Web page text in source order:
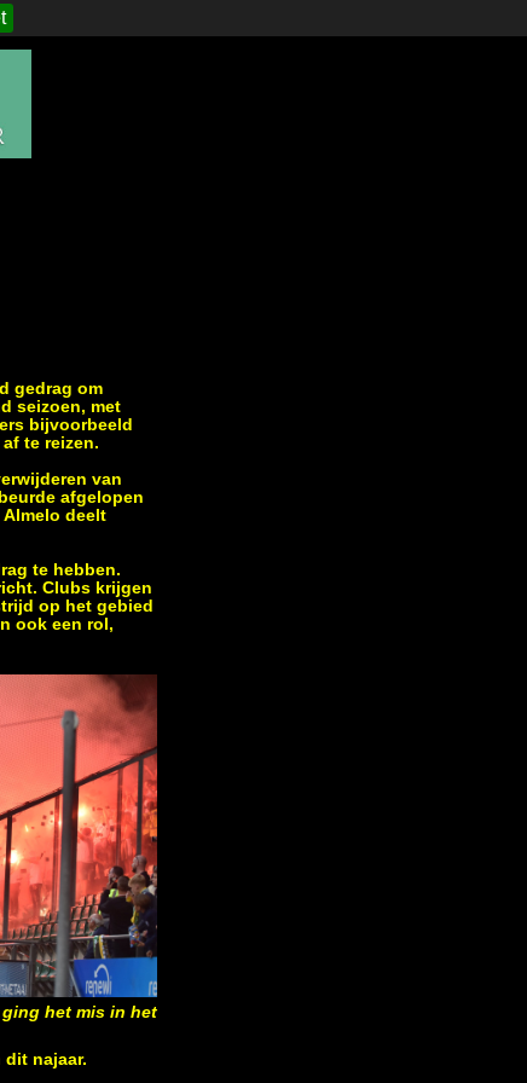
gedrag om
seizoen, met
bijvoorbeeld
te reizen.
van
afgelopen
deelt
te hebben.
Clubs krijgen
op het gebied
ook een rol,
ging het mis in het
najaar.